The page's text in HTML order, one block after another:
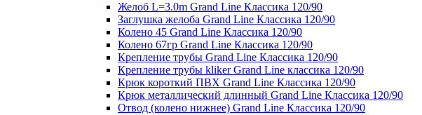
Желоб L=3.0m Grand Line Классика 120/90
Заглушка желоба Grand Line Классика 120/90
Колено 45 Grand Line Классика 120/90
Колено 67гр Grand Line Классика 120/90
Крепление трубы Grand Line Классика 120/90
Крепление трубы kliker Grand Line классика 120/90
Крюк короткий ПВХ Grand Line Классика 120/90
Крюк металлический длинный Grand Line Классика 120/90
Отвод (колено нижнее) Grand Line Классика 120/90